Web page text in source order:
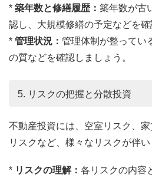
* 築年数と修繕履歴： 築年数が古
認し、大規模修繕の予定などを確
* 管理状況： 管理体制が整ってい
の質などを確認しましょう。
5. リスクの把握と分散投資
不動産投資には、空室リスク、
リスクなど、様々なリスクが伴い
* リスクの理解： 各リスクの内容